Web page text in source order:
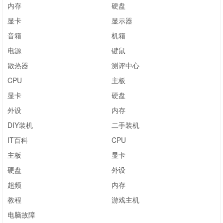
内存
硬盘
显卡
显示器
音箱
机箱
电源
键鼠
散热器
测评中心
CPU
主板
显卡
硬盘
外设
内存
DIY装机
二手装机
IT百科
CPU
主板
显卡
硬盘
外设
超频
内存
教程
游戏主机
电脑故障